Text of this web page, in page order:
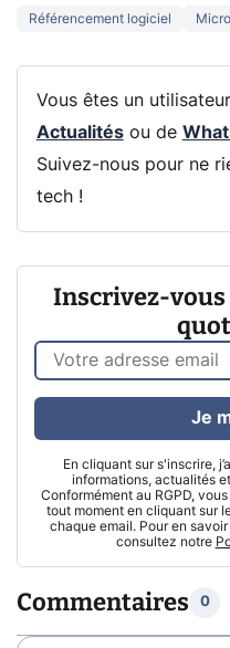
Référencement logiciel
Vous êtes un
Actualitésou de
Suivez-nous pour ne
tech !
Inscrivez-
En cliquant sur s'inscrire,
informations, actualités
Conformément au RGPD,
tout moment en cliquant sur
chaque email. Pour en
consultez notre
Je
Commentaires 0